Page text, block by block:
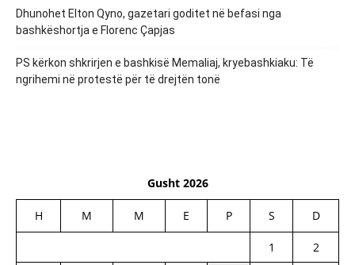
Dhunohet Elton Qyno, gazetari goditet në befasi nga
bashkëshortja e Florenc Çapjas
PS kërkon shkrirjen e bashkisë Memaliaj, kryebashkiaku: Të
ngrihemi në protestë për të drejtën tonë
Gusht 2026
H M M E P S D
1
2